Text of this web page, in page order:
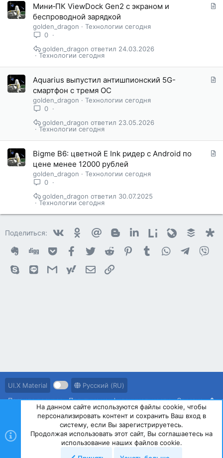
С
Мини‑ПК ViewDock Gen2 с экраном и
беспроводной зарядкой
golden_dragon
Технологии сегодня
0
Технологии сегодня
24.03.2026
golden_dragon
С
Aquarius выпустил антишпионский 5G-
смартфон с тремя ОС
golden_dragon
Технологии сегодня
0
Технологии сегодня
23.05.2026
golden_dragon
С
Bigme B6: цветной E Ink ридер с Android по
цене менее 12000 рублей
golden_dragon
Технологии сегодня
0
Технологии сегодня
30.07.2025
golden_dragon
Поделиться: VkontakteOdnoklassniki
Mail.ru Blogger LinkedinLiveinternet
Livejournal
Buffer
EvernoteDigg GetpocketFacebook
Twitter Reddit PinterestTumblr WhatsAppTelegram
Skype Line GmailyahoomailЭлектронная почта
UI.X Material
Русский (RU)
Правила ресурса
Политика конфиденциальности Справка
Community platform by XenForo © 2010-2023 XenForo Ltd.
На данном сайте используются файлы cookie, чтобы
персонализировать контент и сохранить Ваш вход в
систему, если Вы зарегистрируетесь.
Продолжая использовать этот сайт, Вы соглашаетесь на
использование наших файлов cookie.